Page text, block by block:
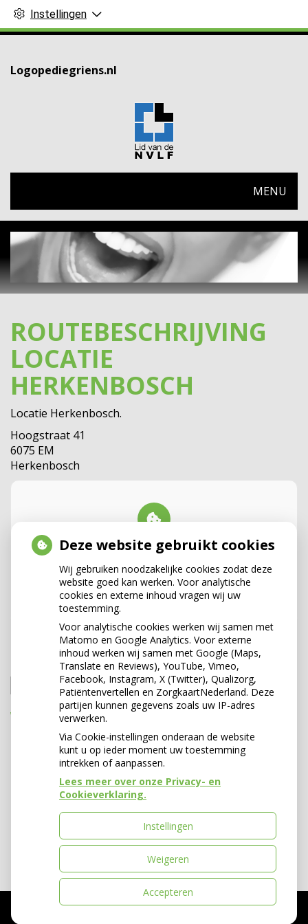
Instellingen
Logopediegriens.nl
MENU
ZOEKEN
Zoeken
WAARDERING
ROUTEBESCHRIJVING
LOCATIE
HERKENBOSCH
Locatie Herkenbosch.
Hoogstraat 41
6075 EM
Herkenbosch
U heeft geen toestemming gegeven
externe inhoud
dit te zien.
Cookie-instellingen wijzigen
Pharmeon-Privacy verklaring|Cookie-
instellingen
Deze website gebruikt cookies
Wij gebruiken noodzakelijke cookies zodat deze
website goed kan werken. Voor analytische
cookies en externe inhoud vragen wij uw
toestemming.
Voor analytische cookies werken wij samen met
Matomo en Google Analytics. Voor externe
inhoud werken wij samen met Google (Maps,
Translate en Reviews), YouTube, Vimeo,
Facebook, Instagram, X (Twitter), Qualizorg,
Patiëntenvertellen en ZorgkaartNederland. Deze
partijen kunnen gegevens zoals uw IP-adres
verwerken.
Via Cookie-instellingen onderaan de website
kunt u op ieder moment uw toestemming
intrekken of aanpassen.
Lees meer over onze Privacy- en
Cookieverklaring.
Instellingen
Weigeren
Accepteren